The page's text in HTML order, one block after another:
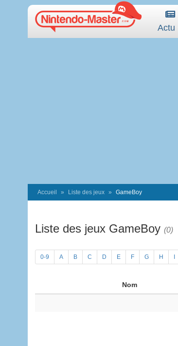
Actu
Accueil Liste des jeux GameBoy
Liste des jeux GameBoy (0)
0-9 A B C D E F G H
Nom